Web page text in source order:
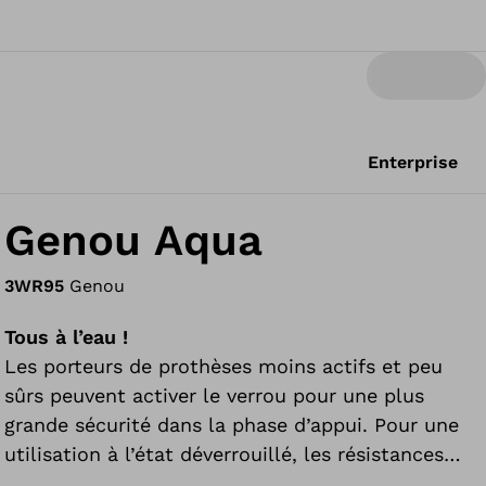
Enterprise
Genou Aqua
3WR95 Genou
Tous à l’eau !
Les porteurs de prothèses moins actifs et peu
sûrs peuvent activer le verrou pour une plus
grande sécurité dans la phase d’appui. Pour une
utilisation à l’état déverrouillé, les résistances